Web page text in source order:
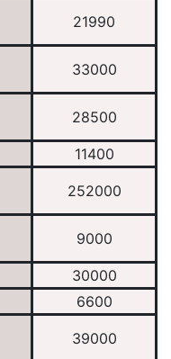
21990
33000
28500
11400
252000
9000
30000
6600
39000